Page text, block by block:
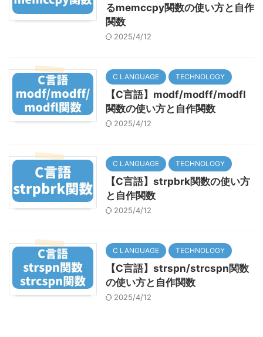
るmemccpy関数の使い方と自作
関数
2025/4/12
C LANGUAGE TECHNOLOGY
【C言語】modf/modff/modfl
関数の使い方と自作関数
2025/4/12
C LANGUAGE TECHNOLOGY
【C言語】strpbrk関数の使い方
と自作関数
2025/4/12
C LANGUAGE TECHNOLOGY
【C言語】strspn/strcspn関数
の使い方と自作関数
2025/4/12